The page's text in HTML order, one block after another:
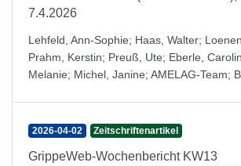
7.4.2026
Lehfeld, Ann-Sophie; Haas, Walter;
Prahm, Kerstin; Preuß, Ute; Eberle, Carolin
Melanie; Michel, Janine; AMELAG-Team;
2026-04-02 Zeitschriftenartikel
GrippeWeb-Wochenbericht KW13